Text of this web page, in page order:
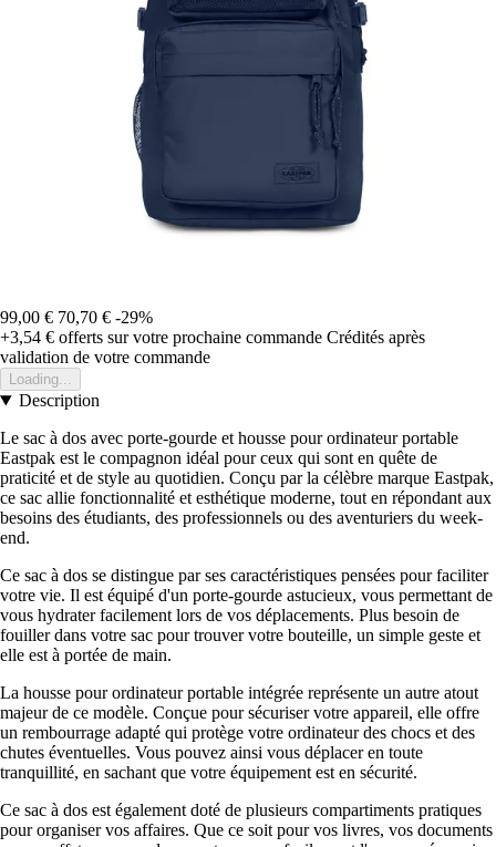
99,00 € 70,70 € -29%
+3,54 € offerts sur votre prochaine commande Crédités après
validation de votre commande
Loading...
Description
Le sac à dos avec porte-gourde et housse pour ordinateur portable
Eastpak est le compagnon idéal pour ceux qui sont en quête de
praticité et de style au quotidien. Conçu par la célèbre marque Eastpak,
ce sac allie fonctionnalité et esthétique moderne, tout en répondant aux
besoins des étudiants, des professionnels ou des aventuriers du week-
end.
Ce sac à dos se distingue par ses caractéristiques pensées pour faciliter
votre vie. Il est équipé d'un porte-gourde astucieux, vous permettant de
vous hydrater facilement lors de vos déplacements. Plus besoin de
fouiller dans votre sac pour trouver votre bouteille, un simple geste et
elle est à portée de main.
La housse pour ordinateur portable intégrée représente un autre atout
majeur de ce modèle. Conçue pour sécuriser votre appareil, elle offre
un rembourrage adapté qui protège votre ordinateur des chocs et des
chutes éventuelles. Vous pouvez ainsi vous déplacer en toute
tranquillité, en sachant que votre équipement est en sécurité.
Ce sac à dos est également doté de plusieurs compartiments pratiques
pour organiser vos affaires. Que ce soit pour vos livres, vos documents